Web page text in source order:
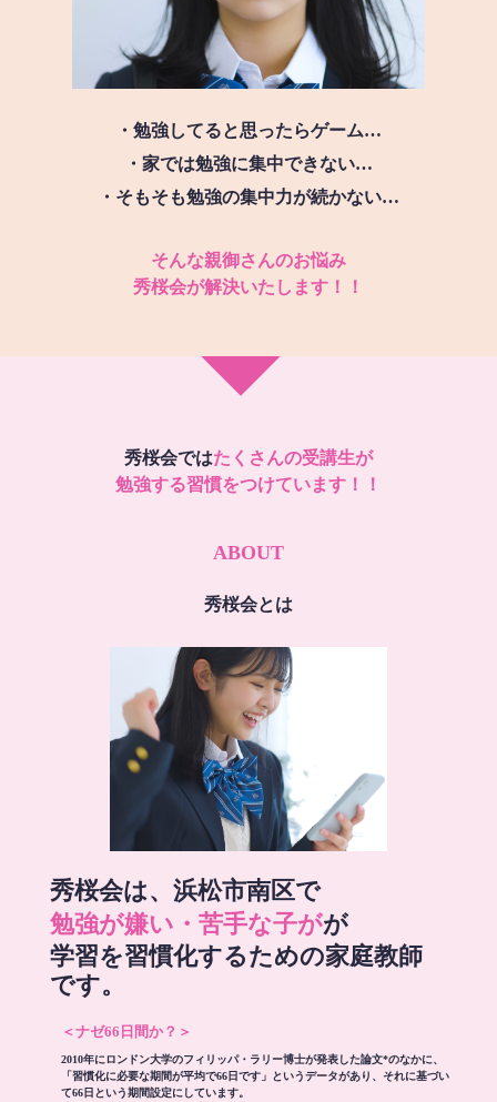
・勉強してると思ったらゲーム…
・家では勉強に集中できない…
・そもそも勉強の集中力が続かない…
そんな親御さんのお悩み
秀桜会が解決いたします！！
秀桜会ではたくさんの受講生が
勉強する習慣をつけています！！
ABOUT
秀桜会とは
秀桜会は、浜松市南区で
勉強が嫌い・苦手な子がが
学習を習慣化するための家庭教師
です。
＜ナゼ66日間か？＞
2010年にロンドン大学のフィリッパ・ラリー博士が発表した論文*のなかに、
「習慣化に必要な期間が平均で66日です」というデータがあり、それに基づい
て66日という期間設定にしています。